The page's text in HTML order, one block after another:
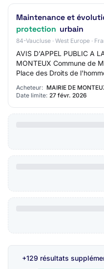
Maintenance et
protection urbain
84-Vaucluse · West Europe ·
AVIS D'APPEL PUBLIC A
MONTEUX Commune de
Place des Droits de
Acheteur: MAIRIE DE
Date limite: 27 févr. 2026
+129 résultats